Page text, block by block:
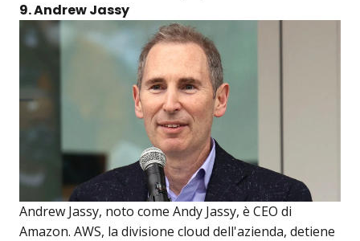
9. Andrew Jassy
Andrew Jassy, noto come Andy Jassy, è CEO di
Amazon. AWS, la divisione cloud dell'azienda, detiene